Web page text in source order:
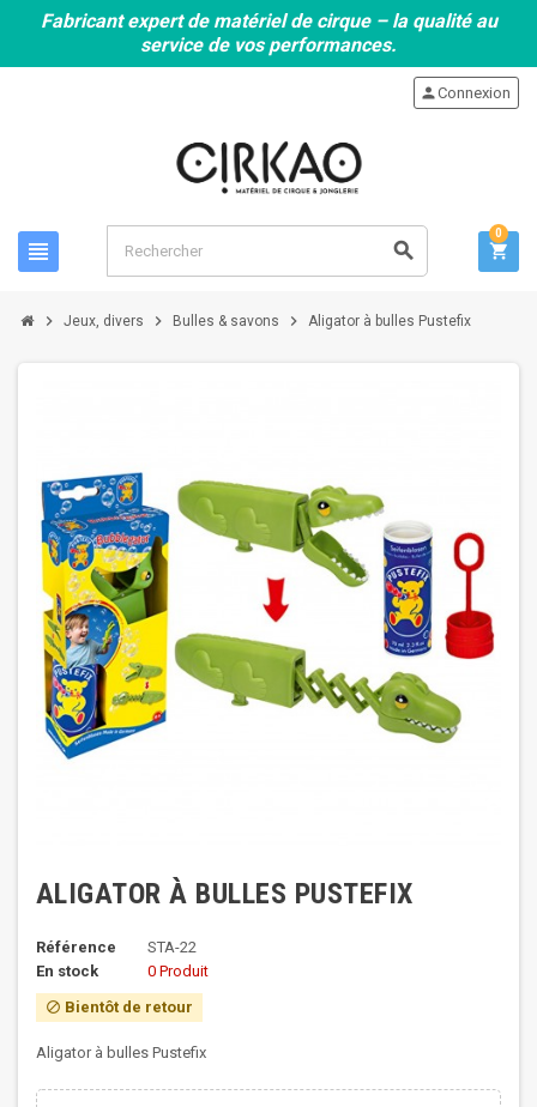
Fabricant expert de matériel de cirque – la qualité au
service de vos performances.
view_headline search
personConnexion
shopping_cart
0
chevron_right Jeux, divers chevron_right Bulles & savons chevron_right Aligator à bulles Pustefix
ALIGATOR À BULLES PUSTEFIX
Référence
STA-22
En stock
0 Produit
block Bientôt de retour
Aligator à bulles Pustefix